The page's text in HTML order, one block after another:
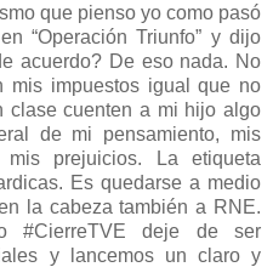
que pienso yo como pasó
“Operación Triunfo” y dijo
acuerdo? De eso nada. No
mis impuestos igual que no
clase cuenten a mi hijo algo
de mi pensamiento, mis
mis prejuicios. La etiqueta
Es quedarse a medio
la cabeza también a RNE.
#CierreTVE deje de ser
y lancemos un claro y